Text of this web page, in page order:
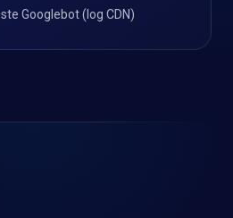
Googlebot (log CDN)